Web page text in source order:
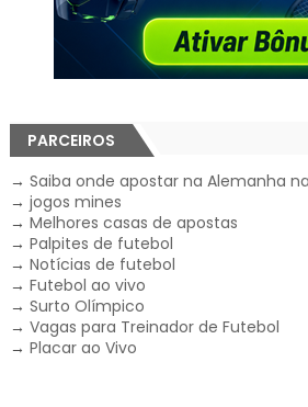
PARCEIROS
→ Saiba onde apostar na Alemanha
→ jogos mines
→ Melhores casas de apostas
→ Palpites de futebol
→ Notícias de futebol
→ Futebol ao vivo
→ Surto Olímpico
→ Vagas para Treinador de Futebol
→ Placar ao Vivo